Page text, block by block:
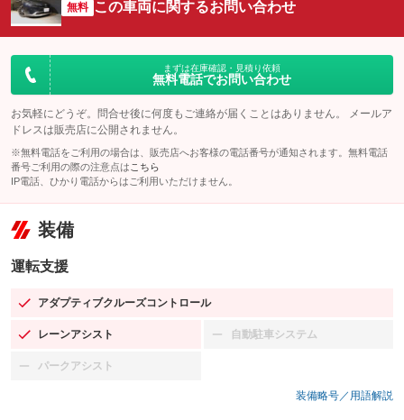
無料 この車両に関するお問い合わせ
まずは在庫確認・見積り依頼
無料電話でお問い合わせ
お気軽にどうぞ。問合せ後に何度もご連絡が届くことはありません。 メールア
ドレスは販売店に公開されません。
※無料電話をご利用の場合は、販売店へお客様の電話番号が通知されます。無料電話
番号ご利用の際の注意点は こちら
IP電話、ひかり電話からはご利用いただけません。
装備
運転支援
アダプティブクルーズコントロール
：装備あり
レーンアシスト
：装備あり 自動駐車システム
：装備なし
パークアシスト
：装備なし
装備略号／用語解説